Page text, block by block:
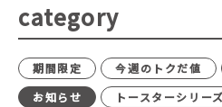
category
期間限定 今週のトクだ値
お知らせ
トースターシリーズ